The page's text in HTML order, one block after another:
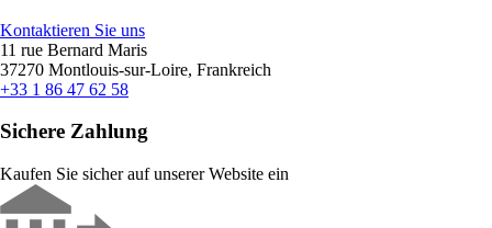
Kontaktieren Sie uns
11 rue Bernard Maris
37270 Montlouis-sur-Loire, Frankreich
+33 1 86 47 62 58
Sichere Zahlung
Kaufen Sie sicher auf unserer Website ein